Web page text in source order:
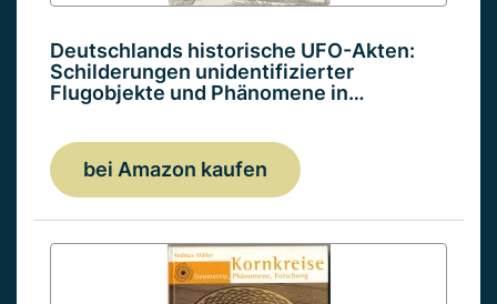
Deutschlands historische UFO-Akten:
Schilderungen unidentifizierter
Flugobjekte und Phänomene in…
bei Amazon kaufen